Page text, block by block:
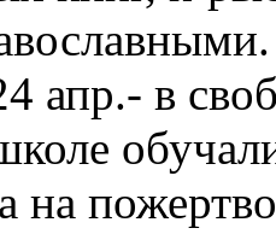
апр.- в
на